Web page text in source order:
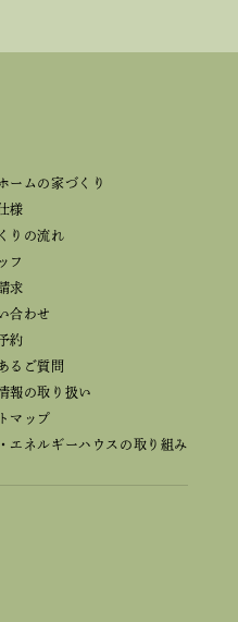
ームの家づくり
様
りの流れ
フ
求
合わせ
約
るご質問
報の取り扱い
マップ
エネルギーハウスの取り組み